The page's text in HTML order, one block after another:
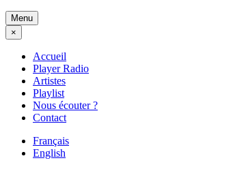
Menu
×
Accueil
Player Radio
Artistes
Playlist
Nous écouter ?
Contact
Français
English